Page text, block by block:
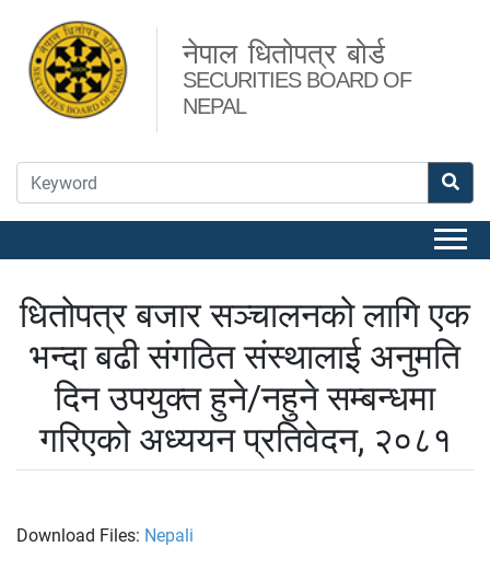
नेपाल धितोपत्र बोर्ड
SECURITIES BOARD OF
NEPAL
धितोपत्र बजार सञ्चालनको लागि एक
भन्दा बढी संगठित संस्थालाई अनुमति
दिन उपयुक्त हुने/नहुने सम्बन्धमा
गरिएको अध्ययन प्रतिवेदन, २०८१
Download Files: Nepali